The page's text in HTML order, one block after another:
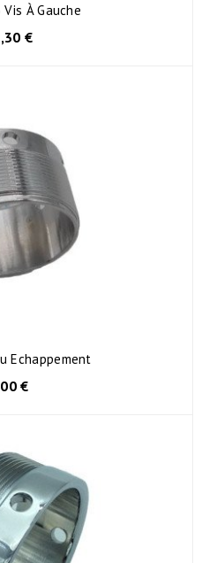
À Gauche
€
Echappement
€